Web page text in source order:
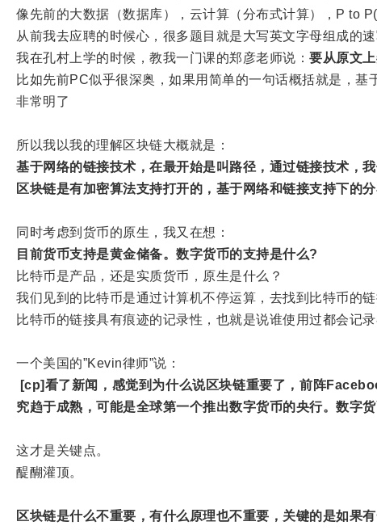
像先前的大数据（数据库），云计算（分布式计算），P to
从前我去应聘的时候心，很多题目就是大写英文字母组成的
我在孔村上学的时候，教我一门课的郑彦老师说： 要从原文上
比如先前PC似乎很深奥，如果用简单的一句话概括就是，基
非常明了
所以我以我的理解区块链大概就是：
基于网络的链接技术，在最开始是叫路径，通过链接技术，
区块链是有加密算法支持打开的，基于网络和链接支持下的分
同时考虑到货币的原生，我又在想：
目前货币支持是黄金储备。数字货币的支持是什么?
比特币是产品，还是实质货币，原生是什么？
我们见到的比特币是通过计算机不停运算，去找到比特币的
比特币的链接具有痕迹的记录性，也就是说谁使用过都会记
一个美国的”Kevin律师”说：
[cp]看了新闻，感觉到为什么说区块链重要了，前阵
究趋于成熟，可能是全球第一个推出数字货币的央行。数字
这才是关键点。
醍醐灌顶。
区块链是什么不重要，有什么原理也不重要，关键的是如果